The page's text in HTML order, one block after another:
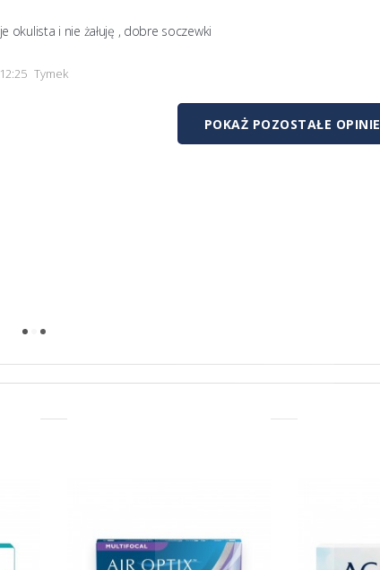
okulista i nie żałuję , dobre soczewki
Tymek
POKAŻ POZOSTAŁE OPINIE